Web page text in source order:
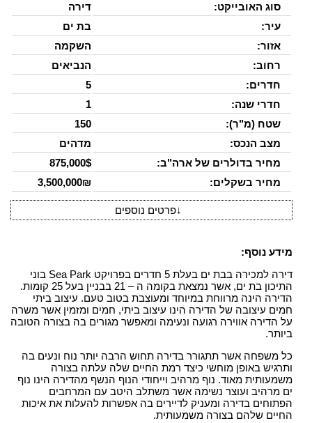
סוג האובייקט:
דירה
עיר:
בת ים
אזור:
השקמה
רחוב:
הנביאים
חדרים:
5
חדרי שנה:
1
שטח (מ"ר):
150
מצב הנכס:
מדהים
מחיר בדולרים של ארה"ב:
875,000$
מחיר בשקלים:
3,500,000₪
↓פרטים נוספים
מידע נוסף:
דירה למכירה בבת ים בעלת 5 חדרים בפרויקט Sea Park בוני
התיכון בת ים, אשר נמצאת בקומה ה – 21 בבניין בעל 25 קומות.
הדירה הינה מרווחת במיוחד ומעוצבת בטוב טעם. עיצוב ביתי
חמים עיצובה של הדירה הינו עיצוב ביתי, חמים ומזמין אשר משרה
על הדירה אווירה רגועה ונעימה ומאפשר מגורים בה בצורה הטובה
ביותר.
כל משפחה אשר תתגורר בדירה תחוש הרבה יותר נוח ונעים בה
ותרגיש באופן מוחשי כיצד רמת החיים שלה עלתה בצורה
משמעותית מאוד. נוף מרהיב וייחודי הנוף הנשף מהדירה הינו נוף
ים מרהיב ועוצר נשימה אשר משתלב היטב עם המרחבים
הפתוחים בדירה ומעניק לדיירים בה אפשרות להעלות את איכות
החיים שלהם בצורה משמעותית.